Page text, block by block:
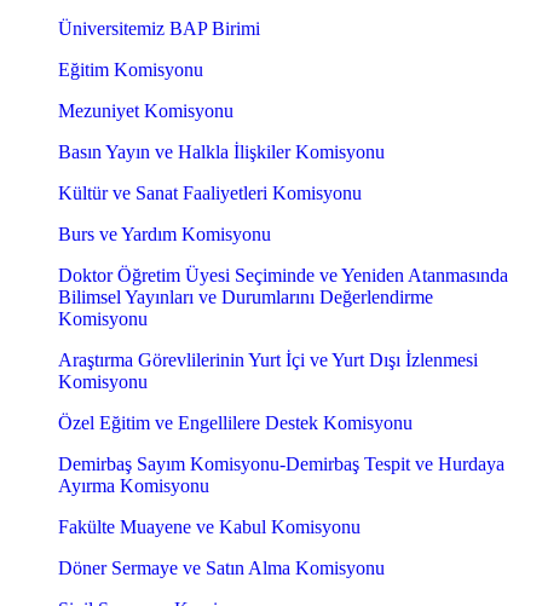
Üniversitemiz BAP Birimi
Eğitim Komisyonu
Mezuniyet Komisyonu
Basın Yayın ve Halkla İlişkiler Komisyonu
Kültür ve Sanat Faaliyetleri Komisyonu
Burs ve Yardım Komisyonu
Doktor Öğretim Üyesi Seçiminde ve Yeniden Atanmasında
Bilimsel Yayınları ve Durumlarını Değerlendirme
Komisyonu
Araştırma Görevlilerinin Yurt İçi ve Yurt Dışı İzlenmesi
Komisyonu
Özel Eğitim ve Engellilere Destek Komisyonu
Demirbaş Sayım Komisyonu-Demirbaş Tespit ve Hurdaya
Ayırma Komisyonu
Fakülte Muayene ve Kabul Komisyonu
Döner Sermaye ve Satın Alma Komisyonu